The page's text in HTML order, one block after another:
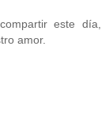
este día,
amor.